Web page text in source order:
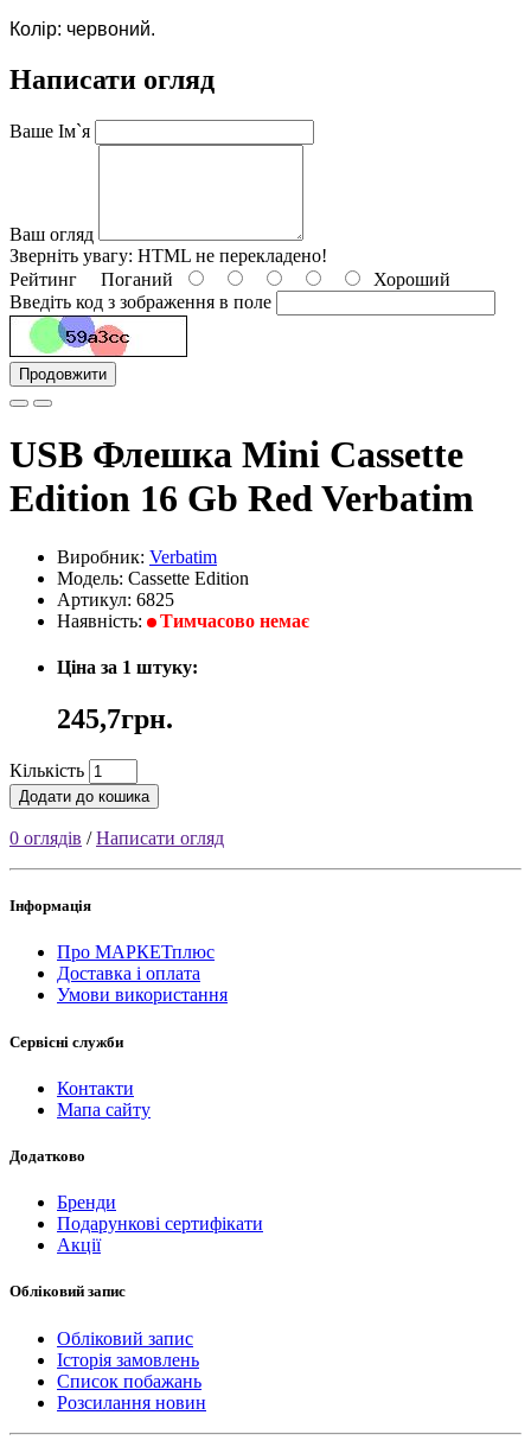
Колір: червоний.
Написати огляд
Ваше Ім`я
Ваш огляд
Зверніть увагу: HTML не перекладено!
Рейтинг Поганий
Хороший
Введіть код з зображення в поле
Продовжити
USB Флешка Mini Cassette
Edition 16 Gb Red Verbatim
Виробник: Verbatim
Модель: Cassette Edition
Артикул: 6825
Наявність:
Тимчасово немає
Ціна за 1 штуку:
245,7грн.
Кількість
Додати до кошика
0 оглядів /Написати огляд
Інформація
Про МАРКЕТплюс
Доставка і оплата
Умови використання
Сервісні служби
Контакти
Мапа сайту
Додатково
Бренди
Подарункові сертифікати
Акції
Обліковий запис
Обліковий запис
Історія замовлень
Список побажань
Розсилання новин